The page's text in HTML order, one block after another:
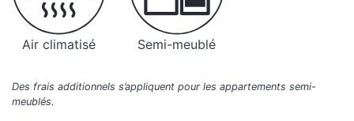
Air climatisé Semi-meublé
Des frais additionnels s’appliquent pour les appartements semi-
meublés.